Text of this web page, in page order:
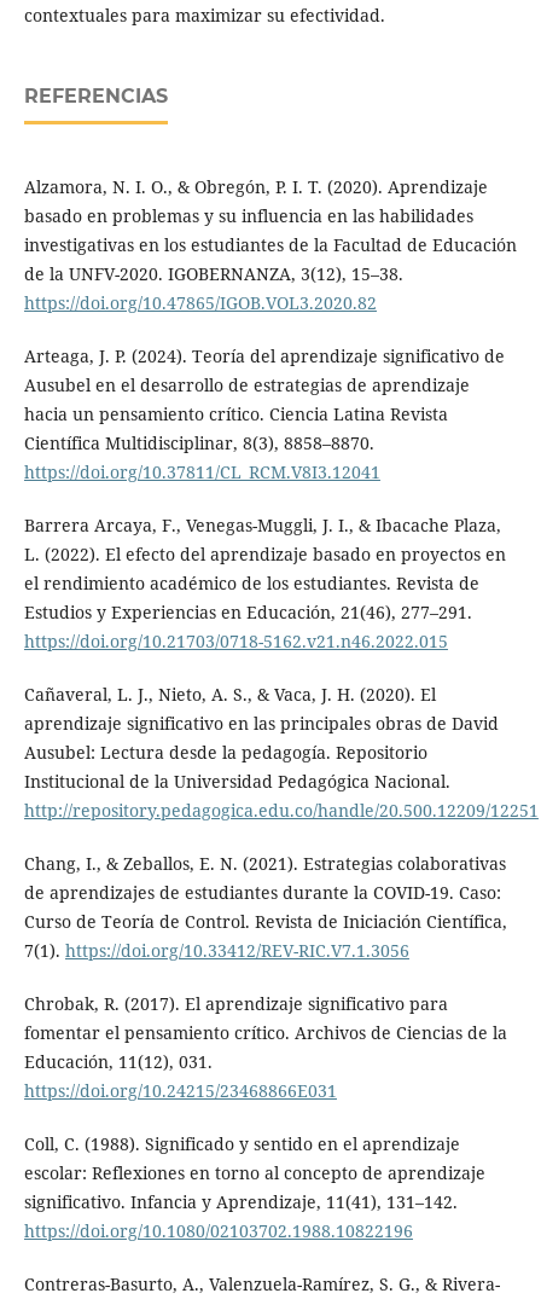
contextuales para maximizar su efectividad.
REFERENCIAS
Alzamora, N. I. O., & Obregón, P. I. T. (2020). Aprendizaje
basado en problemas y su influencia en las habilidades
investigativas en los estudiantes de la Facultad de Educación
de la UNFV-2020. IGOBERNANZA, 3(12), 15–38.
https://doi.org/10.47865/IGOB.VOL3.2020.82
Arteaga, J. P. (2024). Teoría del aprendizaje significativo de
Ausubel en el desarrollo de estrategias de aprendizaje
hacia un pensamiento crítico. Ciencia Latina Revista
Científica Multidisciplinar, 8(3), 8858–8870.
https://doi.org/10.37811/CL_RCM.V8I3.12041
Barrera Arcaya, F., Venegas-Muggli, J. I., & Ibacache Plaza,
L. (2022). El efecto del aprendizaje basado en proyectos en
el rendimiento académico de los estudiantes. Revista de
Estudios y Experiencias en Educación, 21(46), 277–291.
https://doi.org/10.21703/0718-5162.v21.n46.2022.015
Cañaveral, L. J., Nieto, A. S., & Vaca, J. H. (2020). El
aprendizaje significativo en las principales obras de David
Ausubel: Lectura desde la pedagogía. Repositorio
Institucional de la Universidad Pedagógica Nacional.
http://repository.pedagogica.edu.co/handle/20.500.12209/12251
Chang, I., & Zeballos, E. N. (2021). Estrategias colaborativas
de aprendizajes de estudiantes durante la COVID-19. Caso:
Curso de Teoría de Control. Revista de Iniciación Científica,
7(1). https://doi.org/10.33412/REV-RIC.V7.1.3056
Chrobak, R. (2017). El aprendizaje significativo para
fomentar el pensamiento crítico. Archivos de Ciencias de la
Educación, 11(12), 031.
https://doi.org/10.24215/23468866E031
Coll, C. (1988). Significado y sentido en el aprendizaje
escolar: Reflexiones en torno al concepto de aprendizaje
significativo. Infancia y Aprendizaje, 11(41), 131–142.
https://doi.org/10.1080/02103702.1988.10822196
Contreras-Basurto, A., Valenzuela-Ramírez, S. G., & Rivera-